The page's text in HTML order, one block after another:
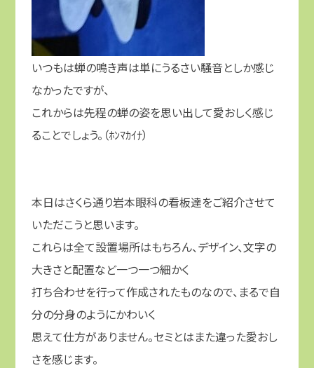
いつもは蝉の鳴き声は単にうるさい騒音としか感じ
なかったですが、
これからは先程の蝉の姿を思い出して愛おしく感じ
ることでしょう。（ﾎﾝﾏｶｲﾅ）
本日はさくら通り岩本眼科の看板達をご紹介させて
いただこうと思います。
これらは全て設置場所はもちろん、デザイン、文字の
大きさと配置など一つ一つ細かく
打ち合わせを行って作成されたものなので、まるで自
分の分身のようにかわいく
思えて仕方がありません。セミとはまた違った愛おし
さを感じます。